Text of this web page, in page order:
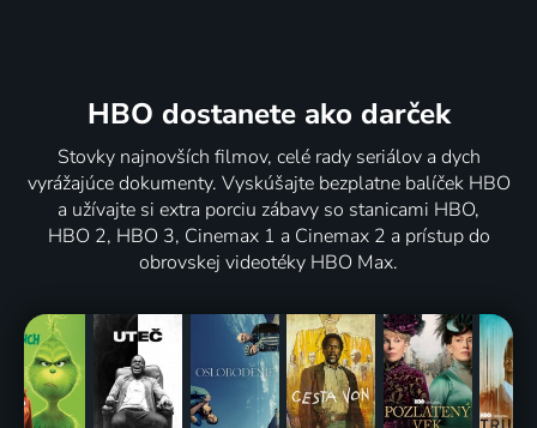
HBO dostanete ako darček
Stovky najnovších filmov, celé rady seriálov a dych
vyrážajúce dokumenty. Vyskúšajte bezplatne balíček HBO
a užívajte si extra porciu zábavy so stanicami HBO,
HBO 2, HBO 3, Cinemax 1 a Cinemax 2 a prístup do
obrovskej videotéky HBO Max.